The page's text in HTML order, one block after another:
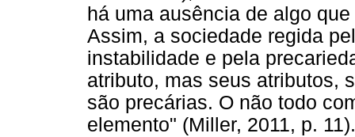
há uma ausência de algo
Assim, a sociedade regida
instabilidade e pela
atributo, mas seus atributos,
são precárias. O não todo
elemento" (Miller, 2011, p. 11).